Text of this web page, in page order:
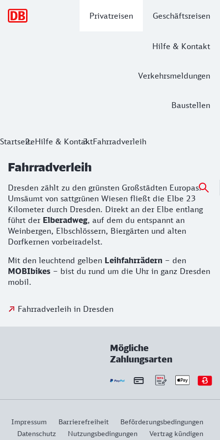
Privatreisen Geschäftsreisen
Hilfe & Kontakt
Verkehrsmeldungen
Baustellen
StartseiteHilfe & KontaktFahrradverleih
Fahrradverleih
Dresden zählt zu den grünsten Großstädten Europas.
Umsäumt von sattgrünen Wiesen fließt die Elbe 23
Kilometer durch Dresden. Direkt an der Elbe entlang
führt der Elberadweg, auf dem du entspannt an
Weinbergen, Elbschlössern, Biergärten und alten
Dorfkernen vorbeiradelst.
Mit den leuchtend gelben Leihfahrrädern – den
MOBIbikes – bist du rund um die Uhr in ganz Dresden
mobil.
Fahrradverleih in Dresden
Mögliche
Zahlungsarten
Impressum Barrierefreiheit
Beförderungsbedingungen
Datenschutz
Nutzungsbedingungen Vertrag kündigen